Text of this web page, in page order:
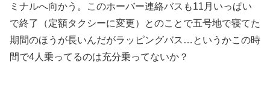
ミナルへ向かう。このホーバー連絡バスも11月いっぱい
で終了（定額タクシーに変更）とのことで五号地で寝てた
期間のほうが長いんだがラッピングバス…というかこの時
間で4人乗ってるのは充分乗ってないか？